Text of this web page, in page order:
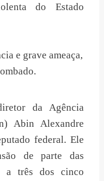
do Estado
e grave ameaça,
da Agência
Abin Alexandre
federal. Ele
de parte das
a três dos cinco